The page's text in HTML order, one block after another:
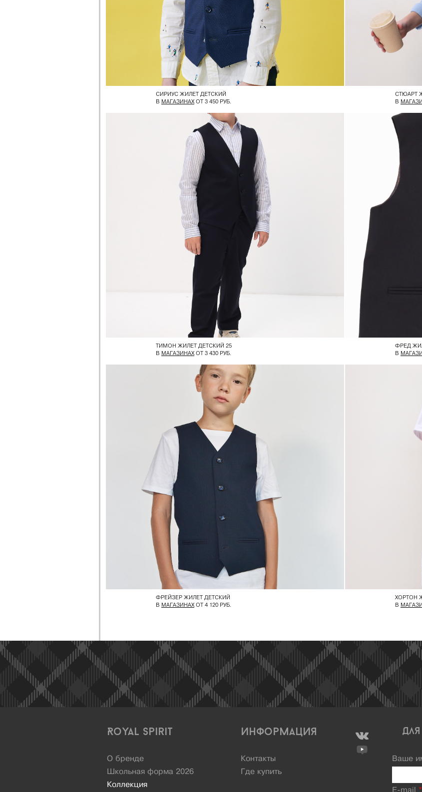
СИРИУС ЖИЛЕТ ДЕТСКИЙ
В МАГАЗИНАХОТ 3 450 РУБ.
СТЮАРТ
В
ТИМОН ЖИЛЕТ ДЕТСКИЙ 25
В МАГАЗИНАХОТ 3 430 РУБ.
ФРЕД
В
ФРЕЙЗЕР ЖИЛЕТ ДЕТСКИЙ
В МАГАЗИНАХОТ 4 120 РУБ.
ХОРТОН
В
Royal Spirit
О бренде
Школьная форма 2026
Коллекция
Информация
Контакты
Где купить
Ваше
E-mail *